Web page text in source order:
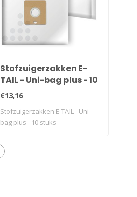
Stofzuigerzakken E-
TAIL - Uni-bag plus - 10
stuks
€13,16
Stofzuigerzakken E-TAIL - Uni-
bag plus - 10 stuks